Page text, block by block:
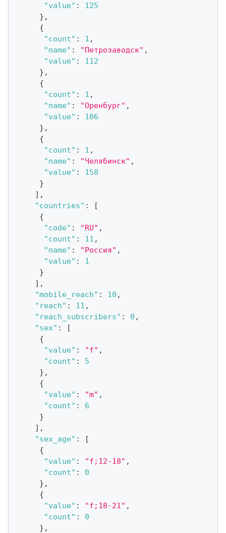
"value" :
125
} ,
{
"count" : 1 ,
"name" : "Петрозаводск" ,
"value" :
112
} ,
{
"count" : 1 ,
"name" : "Оренбург" ,
"value" :
106
} ,
{
"count" : 1 ,
"name" : "Челябинск" ,
"value" :
158
}
] ,
"countries" :
[
{
"code" : "RU" ,
"count" : 11 ,
"name" : "Россия" ,
"value" :
1
}
] ,
"mobile_reach" : 10 ,
"reach" : 11 ,
"reach_subscribers" : 0 ,
"sex" :
[
{
"value" : "f" ,
"count" :
5
} ,
{
"value" : "m" ,
"count" :
6
}
] ,
"sex_age" :
[
{
"value" : "f;12-18" ,
"count" :
0
} ,
{
"value" : "f;18-21" ,
"count" :
0
} ,